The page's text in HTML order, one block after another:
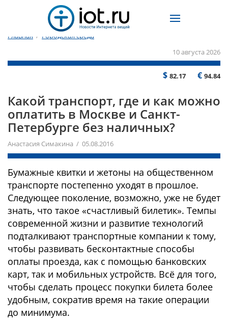
Главная / Городская среда
10 августа 2026
$ 82.17 € 94.84
Какой транспорт, где и как можно
оплатить в Москве и Санкт-
Петербурге без наличных?
Анастасия Симакина / 05.08.2016
Бумажные квитки и жетоны на общественном
транспорте постепенно уходят в прошлое.
Следующее поколение, возможно, уже не будет
знать, что такое «счастливый билетик». Темпы
современной жизни и развитие технологий
подталкивают транспортные компании к тому,
чтобы развивать бесконтактные способы
оплаты проезда, как с помощью банковских
карт, так и мобильных устройств. Всё для того,
чтобы сделать процесс покупки билета более
удобным, сократив время на такие операции
до минимума.